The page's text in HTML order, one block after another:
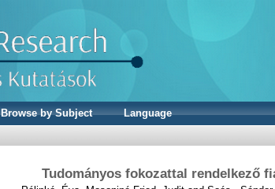
Browse by Subject
Language
Tudományos fokozattal rendelkező